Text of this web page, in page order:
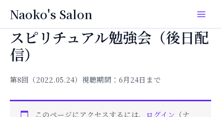
を
Naoko's Salon
Main
スピリチュアル勉強会（後日配
信）
第8回（2022.05.24）視聴期間：6月24日まで
このページにアクセスするには、 ログイン （ナ